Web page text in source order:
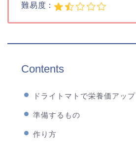
難易度：
Contents
ドライトマトで栄養価アップ
準備するもの
作り方